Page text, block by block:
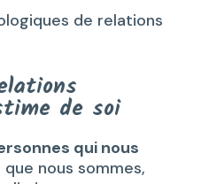
de relations
de soi
qui nous
nous sommes,